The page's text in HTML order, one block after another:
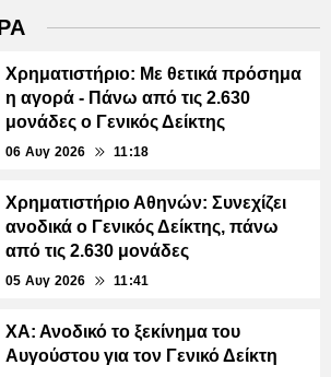
Χρηματιστήριο: Με θετικά πρόσημα
η αγορά - Πάνω από τις 2.630
μονάδες ο Γενικός Δείκτης
06 Αυγ 2026 11:18
Χρηματιστήριο Αθηνών: Συνεχίζει
ανοδικά ο Γενικός Δείκτης, πάνω
από τις 2.630 μονάδες
05 Αυγ 2026 11:41
ΧΑ: Ανοδικό το ξεκίνημα του
Αυγούστου για τον Γενικό Δείκτη